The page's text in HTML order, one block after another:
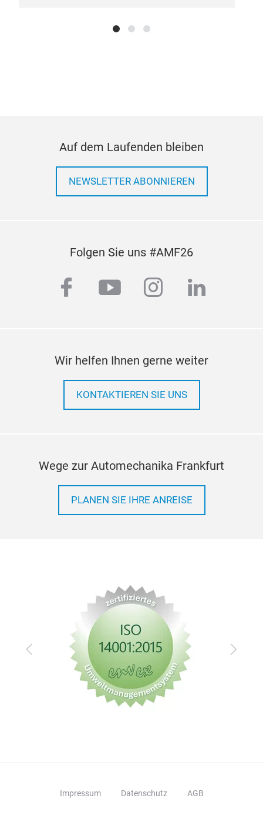
Auf dem Laufenden bleiben
NEWSLETTER ABONNIEREN
Folgen Sie uns #AMF26
facebook
youtubeinstagram
linkedin
Wir helfen Ihnen gerne weiter
KONTAKTIEREN SIE UNS
Wege zur Automechanika Frankfurt
PLANEN SIE IHRE ANREISE
Zurück Vor
Impressum Datenschutz AGB